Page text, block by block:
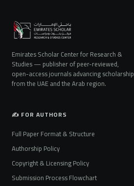
Emirates Scholar Center for Research &
Studies — publisher of peer-reviewed,
open-access journals advancing scholarship
from the UAE and the Arab region.
✍️ FOR AUTHORS
Full Paper Format & Structure
Authorship Policy
Copyright & Licensing Policy
Submission Process Flowchart